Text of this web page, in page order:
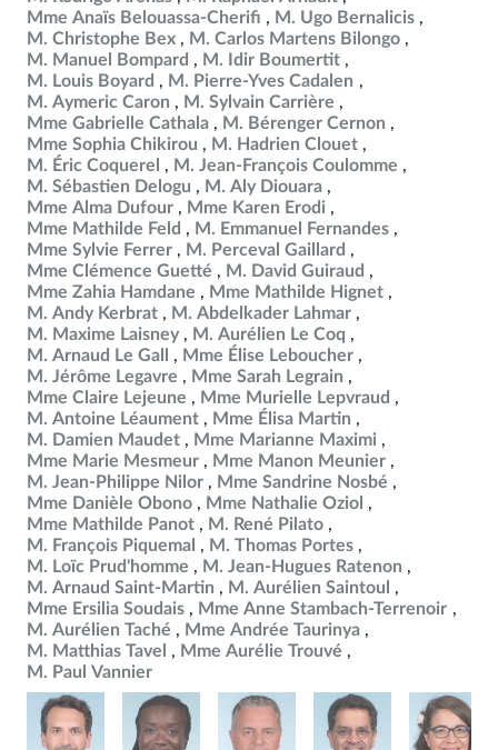
Mme Anaïs Belouassa-Cherifi
M. Ugo Bernalicis
M. Christophe Bex
M. Carlos Martens Bilongo
M. Manuel Bompard
M. Idir Boumertit
M. Louis Boyard
M. Pierre-Yves Cadalen
M. Aymeric Caron
M. Sylvain Carrière
Mme Gabrielle Cathala
M. Bérenger Cernon
Mme Sophia Chikirou
M. Hadrien Clouet
M. Éric Coquerel
M. Jean-François Coulomme
M. Sébastien Delogu
M. Aly Diouara
Mme Alma Dufour
Mme Karen Erodi
Mme Mathilde Feld
M. Emmanuel Fernandes
Mme Sylvie Ferrer
M. Perceval Gaillard
Mme Clémence Guetté
M. David Guiraud
Mme Zahia Hamdane
Mme Mathilde Hignet
M. Andy Kerbrat
M. Abdelkader Lahmar
M. Maxime Laisney
M. Aurélien Le Coq
M. Arnaud Le Gall
Mme Élise Leboucher
M. Jérôme Legavre
Mme Sarah Legrain
Mme Claire Lejeune
Mme Murielle Lepvraud
M. Antoine Léaument
Mme Élisa Martin
M. Damien Maudet
Mme Marianne Maximi
Mme Marie Mesmeur
Mme Manon Meunier
M. Jean-Philippe Nilor
Mme Sandrine Nosbé
Mme Danièle Obono
Mme Nathalie Oziol
Mme Mathilde Panot
M. René Pilato
M. François Piquemal
M. Thomas Portes
M. Loïc Prud'homme
M. Jean-Hugues Ratenon
M. Arnaud Saint-Martin
M. Aurélien Saintoul
Mme Ersilia Soudais
Mme Anne Stambach-Terrenoir
M. Aurélien Taché
Mme Andrée Taurinya
M. Matthias Tavel
Mme Aurélie Trouvé
M. Paul Vannier